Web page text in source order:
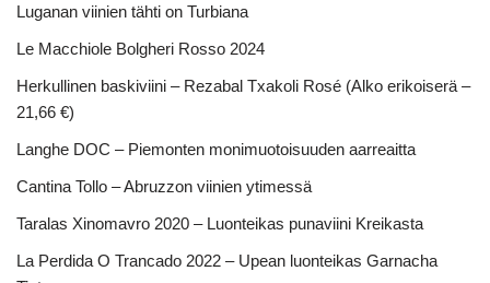
Luganan viinien tähti on Turbiana
Le Macchiole Bolgheri Rosso 2024
Herkullinen baskiviini – Rezabal Txakoli Rosé (Alko erikoiserä –
21,66 €)
Langhe DOC – Piemonten monimuotoisuuden aarreaitta
Cantina Tollo – Abruzzon viinien ytimessä
Taralas Xinomavro 2020 – Luonteikas punaviini Kreikasta
La Perdida O Trancado 2022 – Upean luonteikas Garnacha